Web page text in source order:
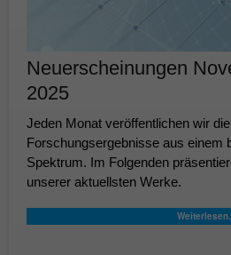
Neuerscheinungen
2025
Jeden Monat veröffentlichen wir
Forschungsergebnisse aus einem
Spektrum. Im Folgenden
unserer aktuellsten Werke.